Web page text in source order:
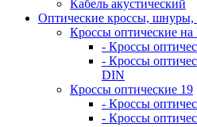
Кабель акустический
Оптические кроссы,
Кроссы оптические
- Кроссы
- Кроссы
DIN
Кроссы оптические 19
- Кроссы
- Кроссы